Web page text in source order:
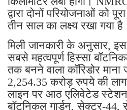
द्वारा दोनों परियोजनाओं को
तीन साल का लक्ष्य रखा गया
मिली जानकारी के अनुसार,
सबसे महत्वपूर्ण हिस्सा
तक बनने वाला कॉरिडोर माना
2,254.35 करोड़ रुपये की
लाइन पर आठ एलिवेटेड
बॉटनिकल गार्डन, सेक्टर-44,